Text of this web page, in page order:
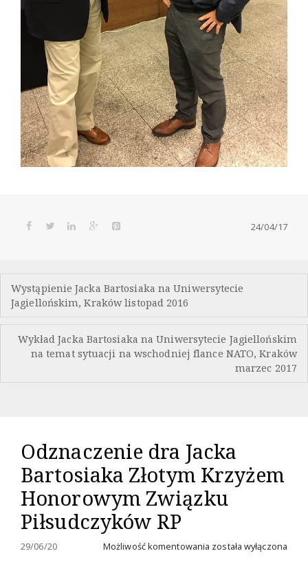
24/04/17
Nawigacja
wpisu
Wystąpienie Jacka Bartosiaka na Uniwersytecie
Jagiellońskim, Kraków listopad 2016
Wykład Jacka Bartosiaka na Uniwersytecie Jagiellońskim
na temat sytuacji na wschodniej flance NATO, Kraków
marzec 2017
Odznaczenie dra Jacka
Bartosiaka Złotym Krzyżem
Honorowym Związku
Piłsudczyków RP
29/06/20 Możliwość komentowania Odznaczenie
została wyłączona